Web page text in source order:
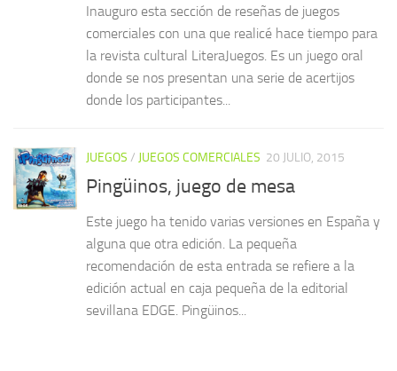
Inauguro esta sección de reseñas de juegos
comerciales con una que realicé hace tiempo para
la revista cultural LiteraJuegos. Es un juego oral
donde se nos presentan una serie de acertijos
donde los participantes...
JUEGOS / JUEGOS COMERCIALES 20 JULIO, 2015
Pingüinos, juego de mesa
Este juego ha tenido varias versiones en España y
alguna que otra edición. La pequeña
recomendación de esta entrada se refiere a la
edición actual en caja pequeña de la editorial
sevillana EDGE. Pingüinos...